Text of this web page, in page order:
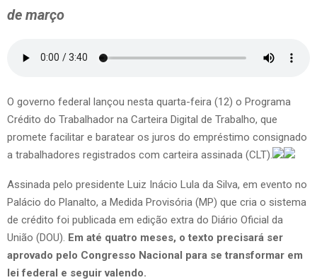
de março
O governo federal lançou nesta quarta-feira (12) o Programa
Crédito do Trabalhador na Carteira Digital de Trabalho, que
promete facilitar e baratear os juros do empréstimo consignado
a trabalhadores registrados com carteira assinada (CLT).
Assinada pelo presidente Luiz Inácio Lula da Silva, em evento no
Palácio do Planalto, a Medida Provisória (MP) que cria o sistema
de crédito foi publicada em edição extra do Diário Oficial da
União (DOU). Em até quatro meses, o texto precisará ser
aprovado pelo Congresso Nacional para se transformar em
lei federal e seguir valendo.